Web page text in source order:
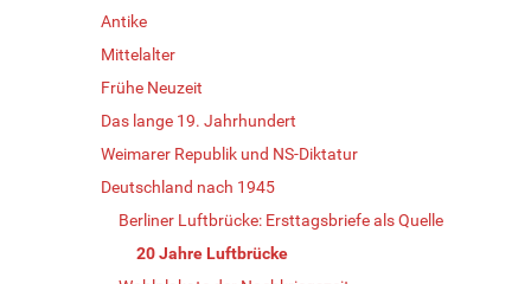
Antike
Mittelalter
Frühe Neuzeit
Das lange 19. Jahrhundert
Weimarer Republik und NS-Diktatur
Deutschland nach 1945
Berliner Luftbrücke: Ersttagsbriefe als Quelle
20 Jahre Luftbrücke